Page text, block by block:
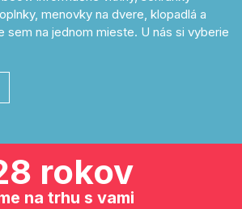
menovky na dvere, klopadlá a
sem na jednom mieste. U nás si vyberie
rokov
na trhu s vami